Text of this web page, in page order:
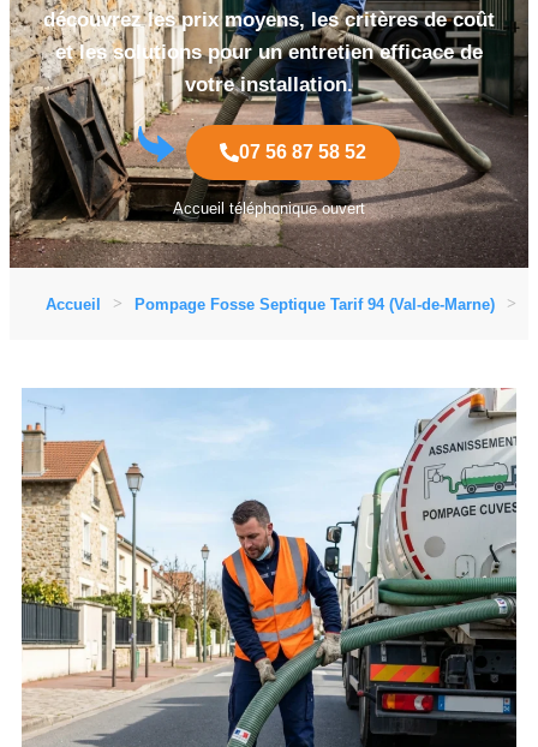
découvrez les prix moyens, les critères de coût
et les solutions pour un entretien efficace de
votre installation.
07 56 87 58 52
Accueil téléphonique ouvert
Accueil Pompage Fosse Septique Tarif 94 (Val-de-Marne)